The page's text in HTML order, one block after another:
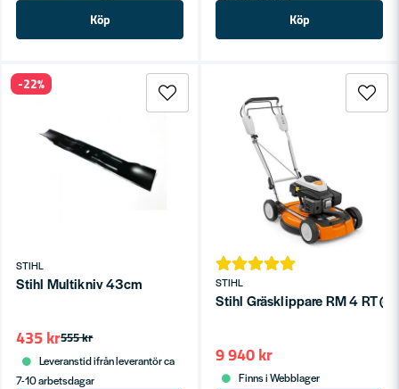
Köp Köp
STIHL
Stihl Multikniv 43cm
555 kr
435 kr
Leveranstid ifrån leverantör ca
7-10 arbetsdagar
-22%
STIHL
Stihl Gräsklippare RM 4 RT (-
9 940 kr
Finns i Webblager